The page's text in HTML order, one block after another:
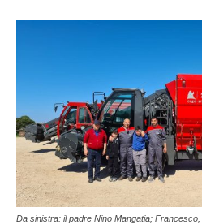
Da sinistra: il padre Nino Mangatia;